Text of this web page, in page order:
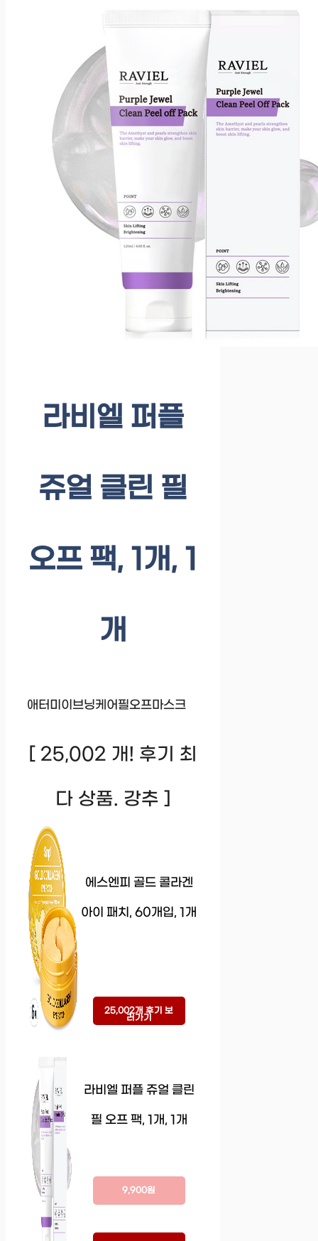
라비엘 퍼플
쥬얼 클린 필
오프 팩, 1개, 1
개
애터미이브닝케어필오프마스크
[ 25,002 개! 후기 최
다 상품. 강추 ]
에스엔피 골드 콜라겐
아이 패치, 60개입, 1개
25,002개 후기 보
러가기
라비엘 퍼플 쥬얼 클린
필 오프 팩, 1개, 1개
9,900원